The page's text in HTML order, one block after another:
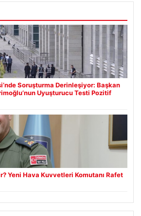
Soruşturma Derinleşiyor: Başkan
Uyuşturucu Testi Pozitif
Yeni Hava Kuvvetleri Komutanı Rafet